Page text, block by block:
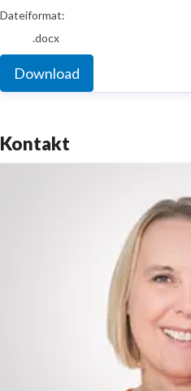
Dateiformat:
.docx
Download
Kontakt